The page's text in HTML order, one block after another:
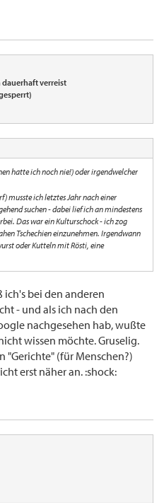
dauerhaft verreist
hatte ich noch nie!) oder irgendwelcher
musste ich letztes Jahr nach einer
suchen - dabei lief ich an mindestens
Das war ein Kulturschock - ich zog
Tschechien einzunehmen. Irgendwann
oder Kutteln mit Rösti, eine
bei den anderen
- und als ich nach den
nachgesehen hab, wußte
wissen möchte. Gruselig.
"Gerichte" (für Menschen?)
erst näher an. :shock: